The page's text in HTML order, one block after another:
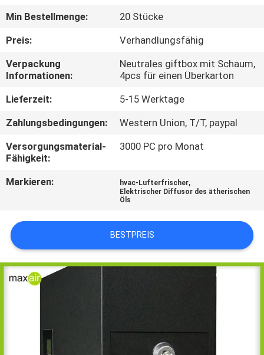
QUALITÄTSKONTROLLE
TRETEN
SIE
MIT
UNS
VERBINDUNG
ZITAT
SHOPPING
ONLINE
SITEMAP
Min Bestellmenge:
20 Stücke
Preis:
Verhandlungsfähig
Verpackung
Informationen:
Neutrales giftbox mit Schaum,
4pcs für einen Überkarton
Lieferzeit:
5-15 Werktage
Zahlungsbedingungen:
Western Union, T/T, paypal
Versorgungsmaterial-
Fähigkeit:
3000 PC pro Monat
Markieren: hvac-Lufterfrischer,
Elektrischer Diffusor des ätherischen
Öls
BESTPREIS